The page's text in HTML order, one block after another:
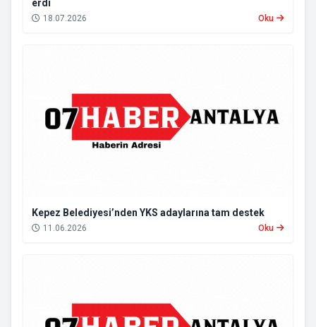
erdi
18.07.2026 Oku
Kepez Belediyesi’nden YKS adaylarına tam destek
11.06.2026 Oku